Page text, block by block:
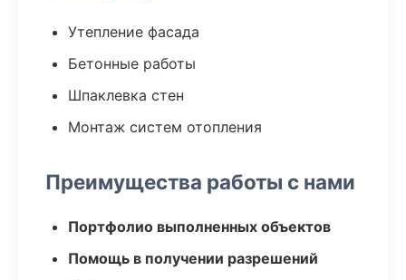
Утепление фасада
Бетонные работы
Шпаклевка стен
Монтаж систем отопления
Преимущества работы с нами
Портфолио выполненных объектов
Помощь в получении разрешений